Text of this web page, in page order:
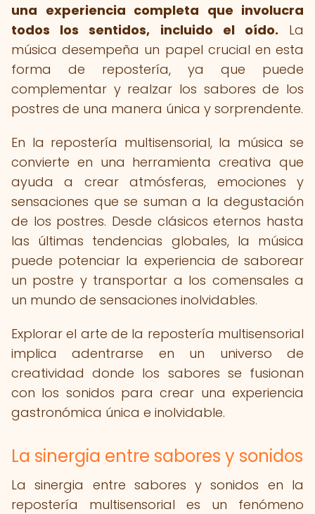
una experiencia completa que involucra
todos los sentidos, incluido el oído. La
música desempeña un papel crucial en esta
forma de repostería, ya que puede
complementar y realzar los sabores de los
postres de una manera única y sorprendente.
En la repostería multisensorial, la música se
convierte en una herramienta creativa que
ayuda a crear atmósferas, emociones y
sensaciones que se suman a la degustación
de los postres. Desde clásicos eternos hasta
las últimas tendencias globales, la música
puede potenciar la experiencia de saborear
un postre y transportar a los comensales a
un mundo de sensaciones inolvidables.
Explorar el arte de la repostería multisensorial
implica adentrarse en un universo de
creatividad donde los sabores se fusionan
con los sonidos para crear una experiencia
gastronómica única e inolvidable.
La sinergia entre sabores y sonidos
La sinergia entre sabores y sonidos en la
repostería multisensorial es un fenómeno